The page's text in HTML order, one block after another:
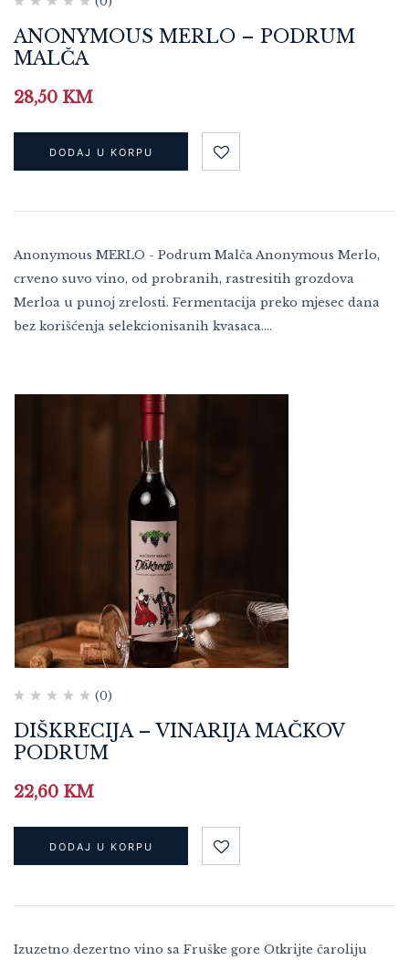
ANONYMOUS MERLO – PODRUM
MALČA
28,50 KM
DODAJ U KORPU
Anonymous MERLO - Podrum Malča Anonymous Merlo,
crveno suvo vino, od probranih, rastresitih grozdova
Merloa u punoj zrelosti. Fermentacija preko mjesec dana
bez korišćenja selekcionisanih kvasaca.…
(0)
DIŠKRECIJA – VINARIJA MAČKOV
PODRUM
22,60 KM
DODAJ U KORPU
Izuzetno dezertno vino sa Fruške gore Otkrijte čaroliju